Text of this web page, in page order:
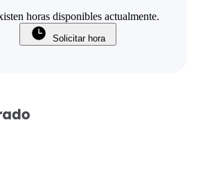
horas disponibles actualmente.
Solicitar hora